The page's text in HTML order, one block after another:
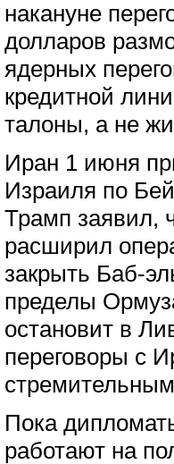
накануне
долларов
ядерных
кредитной
талоны, а не
Иран 1 июня
Израиля по
Трамп заявил,
расширил
закрыть Баб-
пределы
остановит в
переговоры с
Пока
работают на